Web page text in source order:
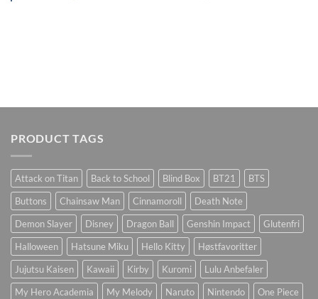
PRODUCT TAGS
Attack on Titan Back to School Blind Box BT21
BTS
Buttons
Chainsaw Man Cinnamoroll
Death Note
Demon Slayer
Disney Dragon Ball Genshin Impact
Glutenfri
Halloween
Hatsune Miku Hello Kitty
Høstfavoritter
Jujutsu Kaisen
Kawaii Kirby Kuromi
Lulu Anbefaler
My Hero Academia
My Melody Naruto Nintendo
One Piece